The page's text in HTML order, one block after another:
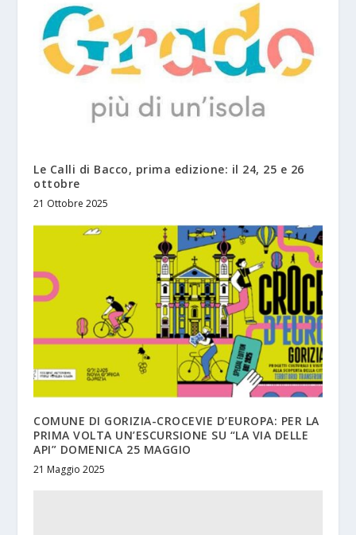
Le Calli di Bacco, prima edizione: il 24, 25 e 26
ottobre
21 Ottobre 2025
COMUNE DI GORIZIA-CROCEVIE D’EUROPA: PER LA
PRIMA VOLTA UN’ESCURSIONE SU “LA VIA DELLE
API” DOMENICA 25 MAGGIO
21 Maggio 2025